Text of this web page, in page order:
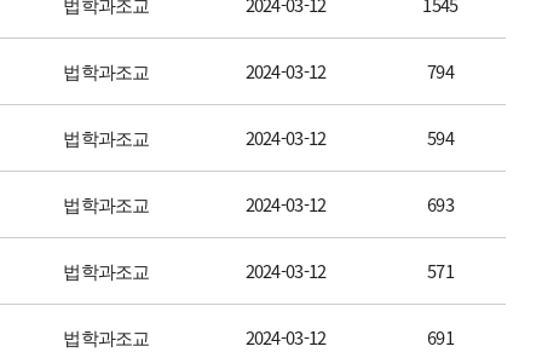
법학과조교 2024-03-12 794
법학과조교 2024-03-12 594
법학과조교 2024-03-12 693
법학과조교 2024-03-12 571
법학과조교 2024-03-12 691